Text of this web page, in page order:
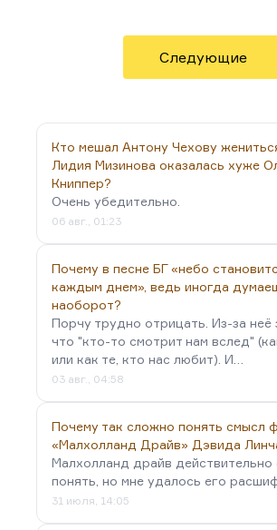
секте. «Я не толстовец», – говорил
Маше. Конечно, здесь было его
учением, с апологетами; с тем, что
его очень…
Следующие
Кто мешал Антону Чехову
Лидия Мизинова оказалась хуже
Книппер?
Очень убедительно.
06 авг., 01:23
Почему в песне БГ «небо
каждым днем», ведь иногда
наоборот?
Порчу трудно отрицать. Из-за неё
что "кто-то смотрит нам вслед"
или как те, кто нас любит). И…
03 авг., 04:58
Почему так сложно понять смысл
«Малхолланд Драйв» Дэвида
Малхолланд драйв действительно
понять, но мне удалось его
31 июля, 14:05